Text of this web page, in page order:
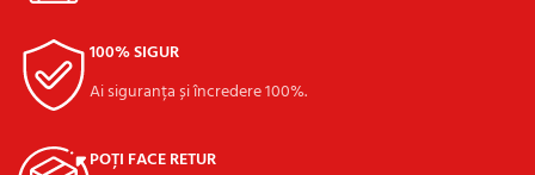
100% SIGUR
Ai siguranța și încredere 100%.
POȚI FACE RETUR